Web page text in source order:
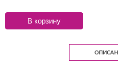
В корзину